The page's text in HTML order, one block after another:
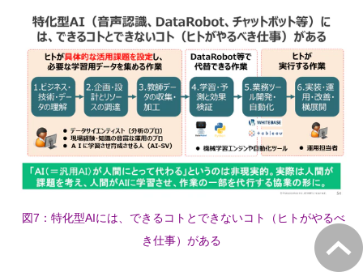
図7：特化型AIには、できるコトとできないコト（ヒトがやるべ
き仕事）がある